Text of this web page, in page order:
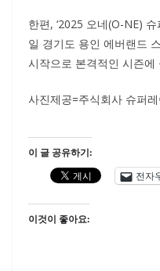
한편, ‘2025 오네(O-NE)
일 경기도 용인 에버랜드
시작으로 본격적인 시즌에
사진제공=주식회사 슈퍼
이 글 공유하기:
전자
이것이 좋아요: